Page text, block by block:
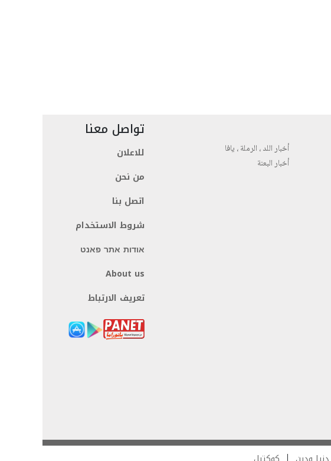
أخبار اللد ، الرملة ، يافا
أخبار البعنة
تواصل معنا
للاعلان
من نحن
اتصل بنا
شروط الاستخدام
אודות אתר פאנט
About us
تعريف الارتباط